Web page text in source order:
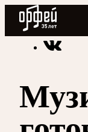
Радио Орфей
Радио